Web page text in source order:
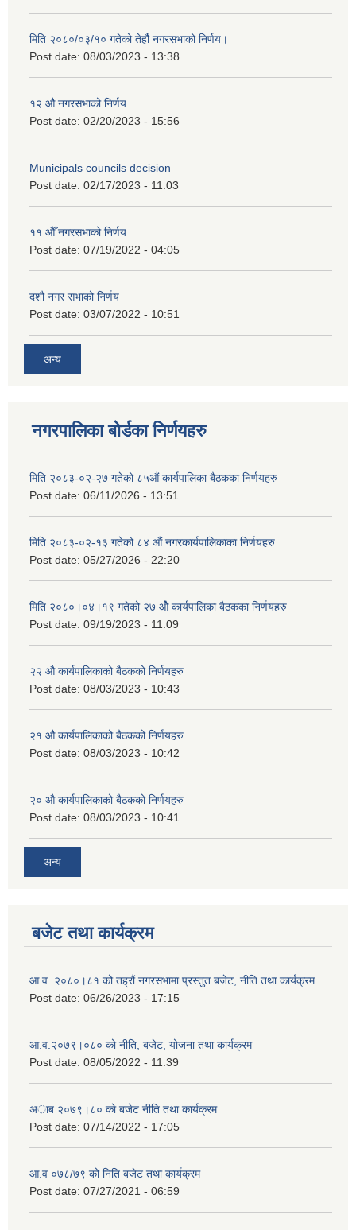
मिति २०८०/०३/१० गतेको तेर्हौ नगरसभाको निर्णय।
Post date: 08/03/2023 - 13:38
१२ औ नगरसभाको निर्णय
Post date: 02/20/2023 - 15:56
Municipals councils decision
Post date: 02/17/2023 - 11:03
११ ‌औँ नगरसभाको निर्णय
Post date: 07/19/2022 - 04:05
दशौ नगर सभाको निर्णय
Post date: 03/07/2022 - 10:51
अन्य
नगरपालिका बोर्डका निर्णयहरु
मिति २०८३-०२-२७ गतेको ८५औं कार्यपालिका बैठकका निर्णयहरु
Post date: 06/11/2026 - 13:51
मिति २०८३-०२-१३ गतेको ८४ औं नगरकार्यपालिकाका निर्णयहरु
Post date: 05/27/2026 - 22:20
मिति २०८०।०४।१९ गतेको २७ ‌‍‌ओेै कार्यपालिका बैठकका निर्णयहरु
Post date: 09/19/2023 - 11:09
२‍२ औ कार्यपालिकाको बैठकको निर्णयहरु
Post date: 08/03/2023 - 10:43
२‍१ औ कार्यपालिकाको बैठकको निर्णयहरु
Post date: 08/03/2023 - 10:42
२‍० औ कार्यपालिकाको बैठकको निर्णयहरु
Post date: 08/03/2023 - 10:41
अन्य
बजेट तथा कार्यक्रम
आ.व. २०८०।८१ को तह्रौं नगरसभामा प्रस्तुत बजेट, नीति तथा कार्यक्रम
Post date: 06/26/2023 - 17:15
आ.व.२०७९।०८० को नीति, बजेट, योजना तथा कार्यक्रम
Post date: 08/05/2022 - 11:39
अाब २०७९।८० काे बजेट नीति तथा कार्यक्रम
Post date: 07/14/2022 - 17:05
आ.व ०७८/७९ को निति बजेट तथा कार्यक्रम
Post date: 07/27/2021 - 06:59